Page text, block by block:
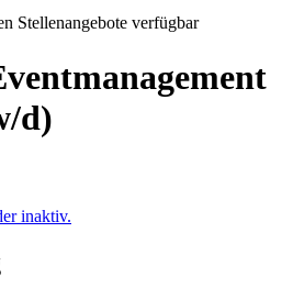
Stellenangebote verfügbar
d)
inaktiv.